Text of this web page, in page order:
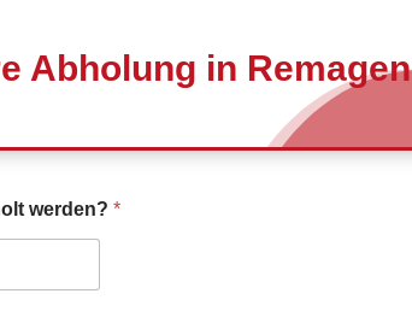
Abholung in Remagen
werden? *